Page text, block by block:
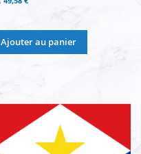
Ajouter au panier